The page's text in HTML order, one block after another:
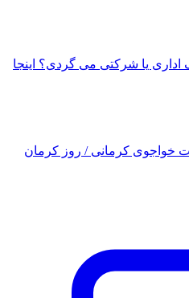
اداری یا شرکتی می گردی؟ اینجا
خواجوی کرمانی / روز کرمان